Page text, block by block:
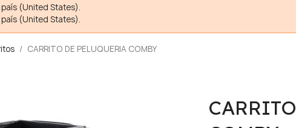
(United States).
(United States).
CARRITO DE PELUQUERIA COMBY